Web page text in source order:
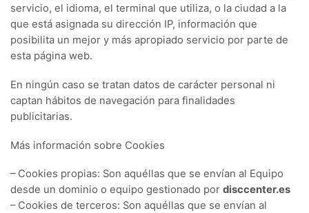
servicio, el idioma, el terminal que utiliza, o la ciudad a la
que está asignada su dirección IP, información que
posibilita un mejor y más apropiado servicio por parte de
esta página web.
En ningún caso se tratan datos de carácter personal ni
captan hábitos de navegación para finalidades
publicitarias.
Más información sobre Cookies
– Cookies propias: Son aquéllas que se envían al Equipo
desde un dominio o equipo gestionado por disccenter.es
– Cookies de terceros: Son aquéllas que se envían al